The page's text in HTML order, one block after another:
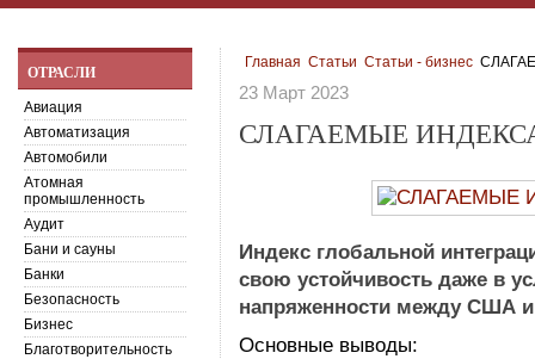
Главная Статьи Статьи - бизнес
23 Март 2023
СЛАГАЕМЫЕ ИНДЕКСА
Индекс глобальной
свою устойчивость даже в
напряженности между США
Основные выводы:
ОТРАСЛИ
Авиация
Автоматизация
Автомобили
Атомная
промышленность
Аудит
Бани и сауны
Банки
Безопасность
Бизнес
Благотворительность